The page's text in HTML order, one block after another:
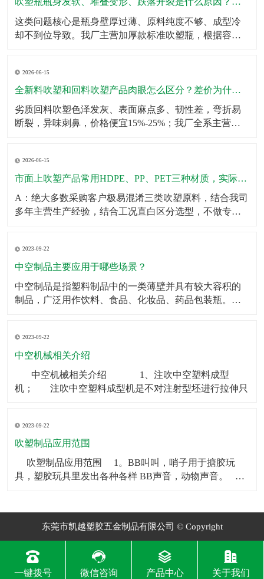
这类问题核心是瓶身壁厚过薄、原料纯度不够、成型冷
却不到位导致。我厂主营加厚款标准吹塑瓶，根据容量
包、不变形；生产采用伺服匀速挤出+恒温冷却工艺，杜
绝瓶身局部发软、成型缩水问题。同时成品出厂前完成2
米垂直
2026-06-15
全新料吹塑和回料吹塑产品肉眼怎么区分？差价为什么这么大？
劣质回料吹塑色泽发灰、表面麻点多、韧性差，弯折易
断裂，异味刺鼻，价格便宜15%-25%；我厂全系主营成
使用寿命提升一倍以上。针对预算刚需客户，可合规提
供混合改性料经济型方案，透明告知材质参数，不偷
料、
2026-06-15
市面上吹塑产品常用HDPE、PP、PET三种材质，实际使用该怎么选？有什么核心差异？市面上吹塑产品常用HDPE、PP、PET三种材质，实际使用该怎么选？有什么核心差异？
A：绝大多数采购客户极易混淆三类吹塑原料，结合我司
多年主营生产经验，结合工况直白区分选型，不做专业
裂，壁厚可塑性强，适合工业化工桶、机油壶、农用肥
液桶、户外中空配件、仓储周转吹塑箱体，性价比最
高、
2023-09-22
中空制品主要应用于哪些场景？
中空制品是指塑料制品中的一类薄壁并具有较大容积的
制品，广泛用作饮料、食品、化妆品、药品包装瓶。​中
空制品也常被用于食品包装，如巧克力、糖果等。3．化
妆品包装：中空制品常常被用在化妆品包装上，如香水
2023-09-22
中空机械相关介绍
​ 中空机械相关介绍 1、注吹中空塑料成型
机； 注吹中空塑料成型机是不对注射型坯进行拉伸只
2023-09-22
吹塑制品应用范围
​ 吹塑制品应用范围 1。BB叫叫，哨子用于搪胶玩
具，塑胶玩具里发出各种各样 BB声音，动物声音。
东莞市凯越塑胶五金制品有限公司 © Copyright
一键拨号 微信咨询 产品中心 关于我们